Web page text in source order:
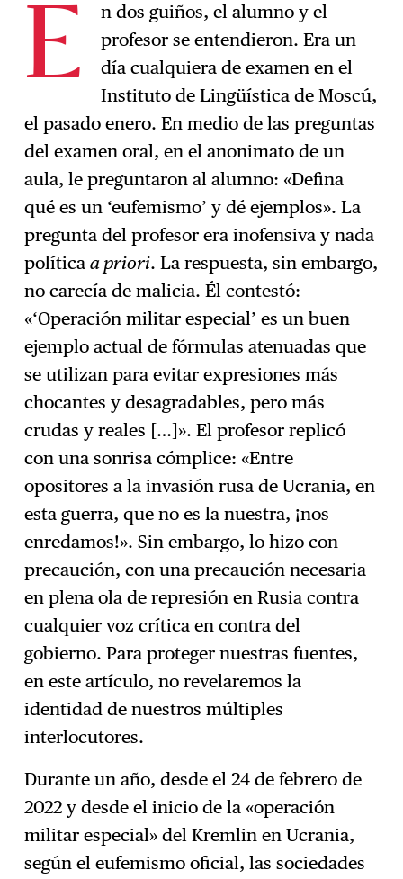
Suscríbase
E
n dos guiños, el alumno y el
profesor se entendieron. Era un
día cualquiera de examen en el
Instituto de Lingüística de Moscú,
el pasado enero. En medio de las preguntas
del examen oral, en el anonimato de un
aula, le preguntaron al alumno: «Defina
qué es un ‘eufemismo’ y dé ejemplos». La
pregunta del profesor era inofensiva y nada
políticaa priori. La respuesta, sin embargo,
no carecía de malicia. Él contestó:
«‘Operación militar especial’ es un buen
ejemplo actual de fórmulas atenuadas que
se utilizan para evitar expresiones más
chocantes y desagradables, pero más
crudas y reales […]». El profesor replicó
con una sonrisa cómplice: «Entre
opositores a la invasión rusa de Ucrania, en
esta guerra, que no es la nuestra, ¡nos
enredamos!». Sin embargo, lo hizo con
precaución, con una precaución necesaria
en plena ola de represión en Rusia contra
cualquier voz crítica en contra del
gobierno. Para proteger nuestras fuentes,
en este artículo, no revelaremos la
identidad de nuestros múltiples
interlocutores.
Durante un año, desde el 24 de febrero de
2022 y desde el inicio de la «operación
militar especial» del Kremlin en Ucrania,
según el eufemismo oficial, las sociedades